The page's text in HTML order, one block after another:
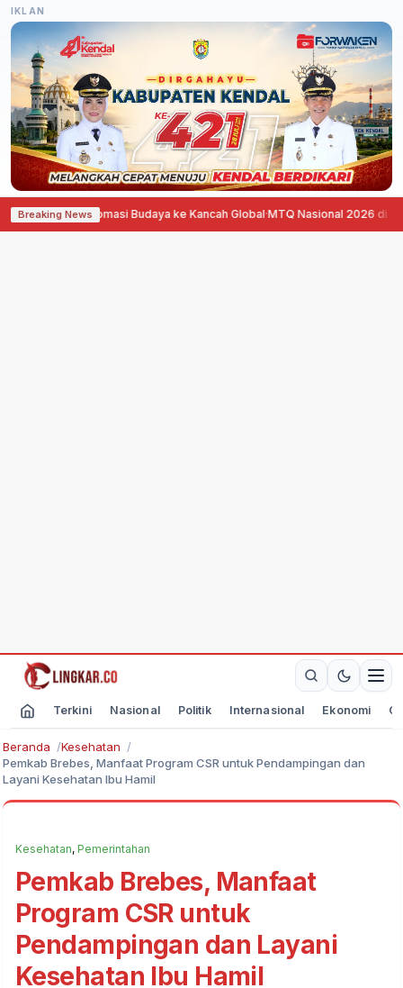
IKLAN
Breaking NewsBudaya ke Kancah Global·MTQ Nasional 2026 di Jawa Tengah
Terkini Nasional Politik Internasional Ekonomi
Beranda
Kesehatan
Pemkab Brebes, Manfaat Program CSR untuk Pendampingan dan
Layani Kesehatan Ibu Hamil
Kesehatan, Pemerintahan
Pemkab Brebes, Manfaat
Program CSR untuk
Pendampingan dan Layani
Kesehatan Ibu Hamil